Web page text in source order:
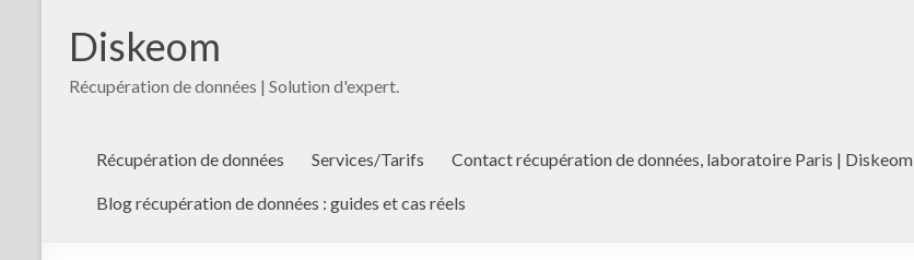
Diskeom
Récupération de données | Solution d'expert.
Récupération de données Services/Tarifs Contact récupération de données, laboratoire Paris | Diskeom
Blog récupération de données : guides et cas réels